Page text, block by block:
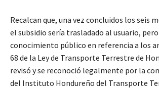
Recalcan que, una vez concluidos los seis
el subsidio sería trasladado al usuario, pero
conocimiento público en referencia a los
68 de la Ley de Transporte Terrestre de
revisó y se reconoció legalmente por la
del Instituto Hondureño del Transporte